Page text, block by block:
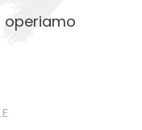
operiamo